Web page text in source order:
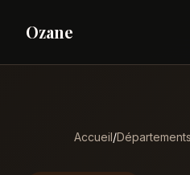
Ozane
Accueil/Départements